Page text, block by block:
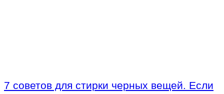
7 советов для стирки черных вещей. Если